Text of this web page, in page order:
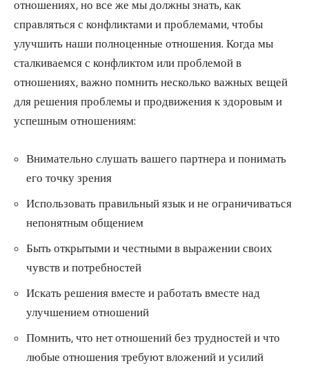
отношениях, но все же мы должны знать, как
справляться с конфликтами и проблемами, чтобы
улучшить наши полноценные отношения. Когда мы
сталкиваемся с конфликтом или проблемой в
отношениях, важно помнить несколько важных вещей
для решения проблемы и продвижения к здоровым и
успешным отношениям:
Внимательно слушать вашего партнера и понимать
его точку зрения
Использовать правильный язык и не ограничиваться
непонятным общением
Быть открытыми и честными в выражении своих
чувств и потребностей
Искать решения вместе и работать вместе над
улучшением отношений
Помнить, что нет отношений без трудностей и что
любые отношения требуют вложений и усилий